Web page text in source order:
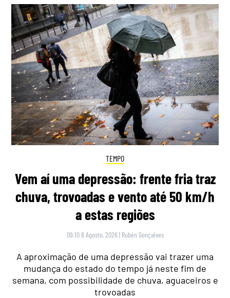
TEMPO
Vem aí uma depressão: frente fria traz
chuva, trovoadas e vento até 50 km/h
a estas regiões
09:10 8 Agosto, 2026 | Rubén Gonçalves
A aproximação de uma depressão vai trazer uma
mudança do estado do tempo já neste fim de
semana, com possibilidade de chuva, aguaceiros e
trovoadas